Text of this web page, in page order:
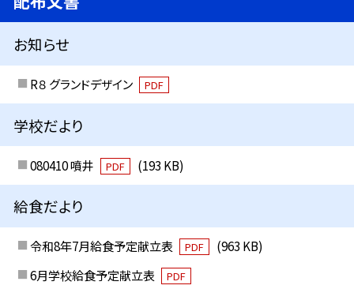
お知らせ
R８ グランドデザイン PDF
学校だより
080410 噴井 PDF (193 KB)
給食だより
令和8年7月給食予定献立表 PDF
(963 KB)
6月学校給食予定献立表
PDF